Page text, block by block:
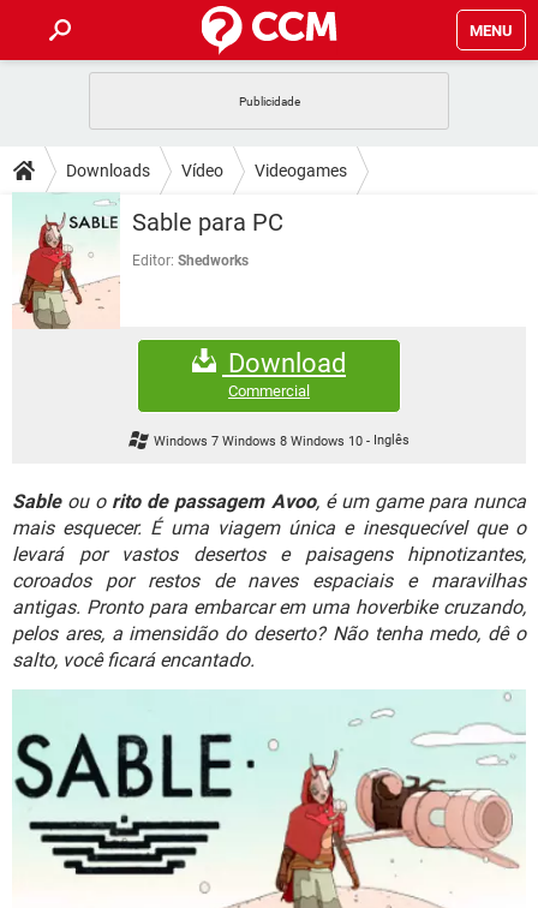
MENU
CELULAR FACEBOOK
OUTLOOK
INSTAGRAM
GUIA DE COMPRAS
DICAS
JOGOS WHATSAPP
CELULAR
OUTLOOK
INSTAGRAM
DOWNLOADS
JOGOS
CELULAR
EXCEL
GMAIL
FÓRUM
JOGOS
FACEBOOK
EXCEL
GMAIL
WHATSAPP
INSTAGRAM GMAIL
GUIA DE COMPRAS
Downloads Vídeo Videogames
Sable para PC
Editor: Shedworks
Download
Commercial
Windows 7 Windows 8 Windows 10 - Inglês
Sableou o rito de passagem Avoo, é um game para nunca
mais esquecer. É uma viagem única e inesquecível que o
levará por vastos desertos e paisagens hipnotizantes,
coroados por restos de naves espaciais e maravilhas
antigas. Pronto para embarcar em uma hoverbike cruzando,
pelos ares, a imensidão do deserto? Não tenha medo, dê o
salto, você ficará encantado.